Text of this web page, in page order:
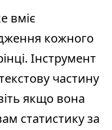
вміє
кожного
Інструмент
частину
якщо вона
статистику за